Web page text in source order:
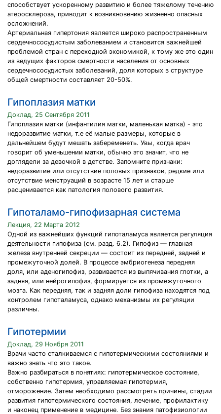
способствует ускоренному развитию и более тяжелому течению
атеросклероза, приводит к возникновению жизненно опасных
осложнений.
Артериальная гипертония является широко распространенным
сердечнососудистым заболеванием и становится важнейшей
проблемой стран с переходной экономикой, к тому же это один
из ведущих факторов смертности населения от основных
сердечнососудистых заболеваний, доля которых в структуре
общей смертности составляет 20-50%.
Гипоплазия матки
Доклад, 25 Сентября 2011
Гипоплазия матки (инфантилия матки, маленькая матка) - это
недоразвитие матки, т.е её малые размеры, которые в
дальнейшем будут мешать забеременеть. Увы, когда врач
говорит об уменьшении матки, обычно это значит, что не
доглядели за девочкой в детстве. Запомните признаки:
недоразвитие или отсутствие половых признаков, редкие или
отсутствие менструаций в возрасте 15 лет и старше
расценивается как патология полового развития.
Гипоталамо-гипофизарная система
Лекция, 22 Марта 2012
Одной из важнейших функций гипоталамуса является регуляция
деятельности гипофиза (см. разд. 6.2). Гипофиз — главная
железа внутренней секреции — состоит из передней, задней и
промежуточной долей. В процессе эмбриогенеза передняя
доля, или аденогипофиз, развивается из выпячивания глотки, а
задняя, или нейрогипофиз, формируется из промежуточного
мозга. Как передняя, так и задняя доли гипофиза находятся под
контролем гипоталамуса, однако механизмы их регуляции
различны.
Гипотермии
Доклад, 29 Ноября 2011
Врачи часто сталкиваемся с гипотермическими состояниями и
важно знать что это такое.
Важно разбираться в понятиях: гипотермическое состояние,
собственно гипотермия, управляемая гипотермия,
отморожение. Затем необходимо рассмотреть причины, стадии
развития гипотермического состояния, лечение, профилактику
и наконец применение в медицине. Без знания патофизиологии